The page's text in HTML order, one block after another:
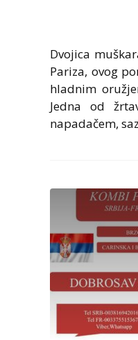
Dvojica
Pariza, ovog
hladnim
Jedna od
napadačem,